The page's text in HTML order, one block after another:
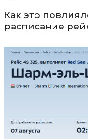
Как это
расписание